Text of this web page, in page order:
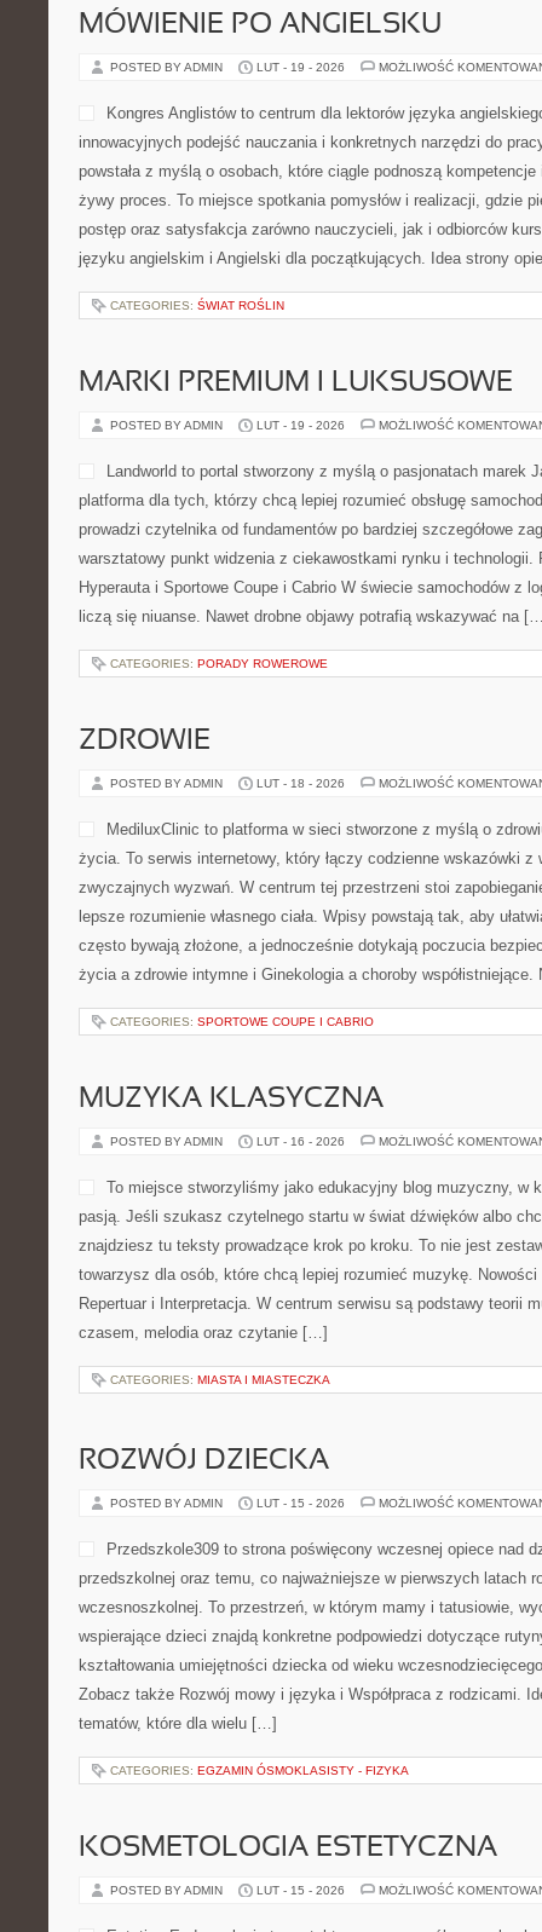
MÓWIENIE PO ANGIELSKU
POSTED BY ADMIN LUT - 19 - 2026 MOŻLIWOŚĆ
Kongres Anglistów to centrum dla lektorów języka
innowacyjnych podejść nauczania i konkretnych narzędzi do
powstała z myślą o osobach, które ciągle podnoszą
żywy proces. To miejsce spotkania pomysłów i realizacji, gdzie
postęp oraz satysfakcja zarówno nauczycieli, jak i odbiorców
języku angielskim i Angielski dla początkujących. Idea strony
CATEGORIES: ŚWIAT ROŚLIN
MARKI PREMIUM I LUKSUSOWE
POSTED BY ADMIN LUT - 19 - 2026 MOŻLIWOŚĆ
Landworld to portal stworzony z myślą o pasjonatach marek
platforma dla tych, którzy chcą lepiej rozumieć obsługę
prowadzi czytelnika od fundamentów po bardziej szczegółowe
warsztatowy punkt widzenia z ciekawostkami rynku i technologii.
Hyperauta i Sportowe Coupe i Cabrio W świecie samochodów z
liczą się niuanse. Nawet drobne objawy potrafią wskazywać na
CATEGORIES: PORADY ROWEROWE
ZDROWIE
POSTED BY ADMIN LUT - 18 - 2026 MOŻLIWOŚĆ
MediluxClinic to platforma w sieci stworzone z myślą o
życia. To serwis internetowy, który łączy codzienne wskazówki z
zwyczajnych wyzwań. W centrum tej przestrzeni stoi
lepsze rozumienie własnego ciała. Wpisy powstają tak, aby
często bywają złożone, a jednocześnie dotykają poczucia
życia a zdrowie intymne i Ginekologia a choroby współistniejące.
CATEGORIES: SPORTOWE COUPE I CABRIO
MUZYKA KLASYCZNA
POSTED BY ADMIN LUT - 16 - 2026 MOŻLIWOŚĆ
To miejsce stworzyliśmy jako edukacyjny blog muzyczny, w
pasją. Jeśli szukasz czytelnego startu w świat dźwięków albo
znajdziesz tu teksty prowadzące krok po kroku. To nie jest
towarzysz dla osób, które chcą lepiej rozumieć muzykę.
Repertuar i Interpretacja. W centrum serwisu są podstawy teorii
czasem, melodia oraz czytanie […]
CATEGORIES: MIASTA I MIASTECZKA
ROZWÓJ DZIECKA
POSTED BY ADMIN LUT - 15 - 2026 MOŻLIWOŚĆ
Przedszkole309 to strona poświęcony wczesnej opiece nad
przedszkolnej oraz temu, co najważniejsze w pierwszych latach
wczesnoszkolnej. To przestrzeń, w którym mamy i tatusiowie,
wspierające dzieci znajdą konkretne podpowiedzi dotyczące
kształtowania umiejętności dziecka od wieku
Zobacz także Rozwój mowy i języka i Współpraca z rodzicami.
tematów, które dla wielu […]
CATEGORIES: EGZAMIN ÓSMOKLASISTY - FIZYKA
KOSMETOLOGIA ESTETYCZNA
POSTED BY ADMIN LUT - 15 - 2026 MOŻLIWOŚĆ